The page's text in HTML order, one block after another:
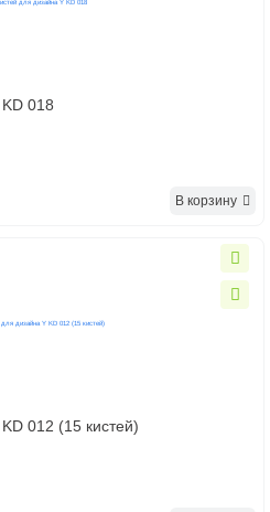
018
В корзину
012 (15 кистей)